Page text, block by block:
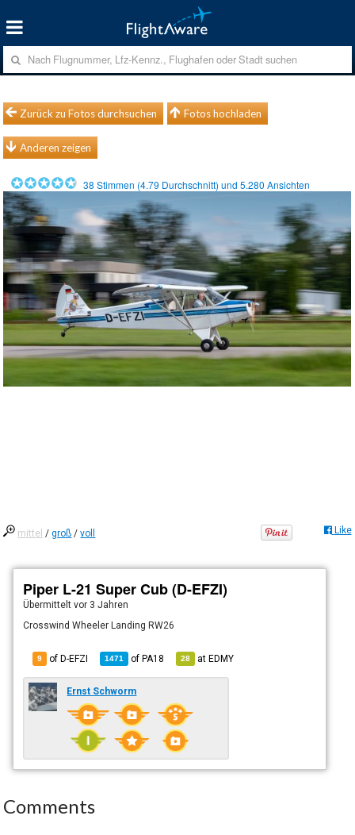
Zurück zu Fotos durchsuchen Fotos hochladen
Anderen zeigen
38 Stimmen (4.79 Durchschnitt) und5.280 Ansichten
mittel /groß /voll Like
Piper L-21 Super Cub (D-EFZI)
Übermitteltvor 3 Jahren
Crosswind Wheeler Landing RW26
9 of D-EFZI 1471 ofPA18 28 atEDMY
Ernst Schworm
Comments